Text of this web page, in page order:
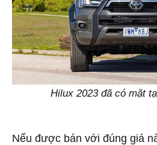
Hilux 2023 đã có mặt
Nếu được bán với đúng giá